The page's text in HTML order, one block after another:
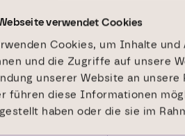
verwendet Cookies
Cookies, um Inhalte
und die Zugriffe auf unsere
unserer Website an
führen diese Informationen
haben oder die sie im